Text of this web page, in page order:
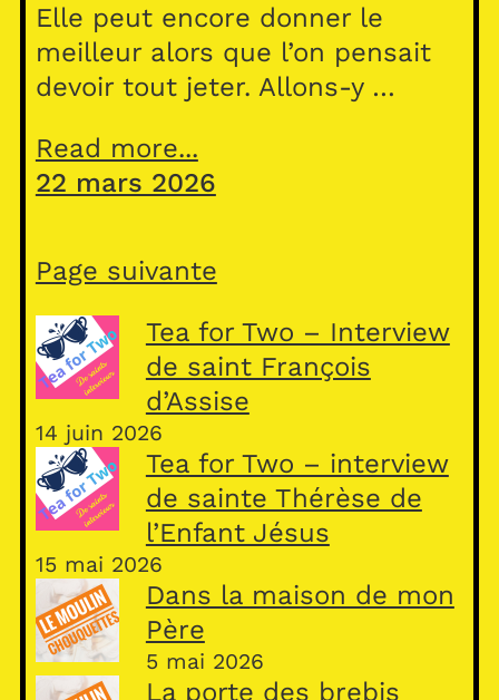
Elle peut encore donner le
meilleur alors que l’on pensait
devoir tout jeter. Allons-y …
Read more...
22 mars 2026
Page suivante
Tea for Two – Interview
de saint François
d’Assise
14 juin 2026
Tea for Two – interview
de sainte Thérèse de
l’Enfant Jésus
15 mai 2026
Dans la maison de mon
Père
5 mai 2026
La porte des brebis